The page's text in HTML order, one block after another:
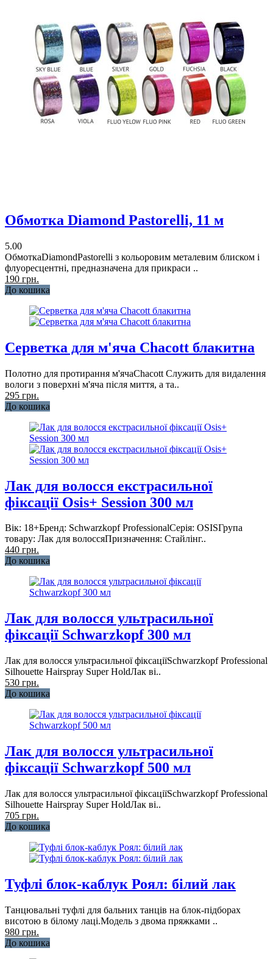
Обмотка Diamond Pastorelli, 11 м
5.00
ОбмоткаDiamondPastorelli з кольоровим металевим блиском і
флуоресцентні, предназначена для прикраси ..
190 грн.
До кошика
Серветка для м'яча Chacott блакитна
Полотно для протирання м'ячаChacott Служить для видалення
вологи з поверхні м'яча після миття, а та..
295 грн.
До кошика
Лак для волосся екстрасильної
фіксації Osis+ Session 300 мл
Вік: 18+Бренд: Schwarzkopf ProfessionalСерія: OSISГрупа
товару: Лак для волоссяПризначення: Стайлінг..
440 грн.
До кошика
Лак для волосся ультрасильної
фіксації Schwarzkopf 300 мл
Лак для волосся ультрасильної фіксаціїSchwarzkopf Professional
Silhouette Hairspray Super HoldЛак ві..
530 грн.
До кошика
Лак для волосся ультрасильної
фіксації Schwarzkopf 500 мл
Лак для волосся ультрасильної фіксаціїSchwarzkopf Professional
Silhouette Hairspray Super HoldЛак ві..
705 грн.
До кошика
Туфлі блок-каблук Роял: білий лак
Танцювальні туфлі для бальних танців на блок-підборах
висотою в білому лаці.Модель з двома пряжками ..
980 грн.
До кошика